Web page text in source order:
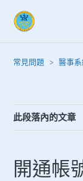
常見問題 醫事
此段落內的文章
開通帳